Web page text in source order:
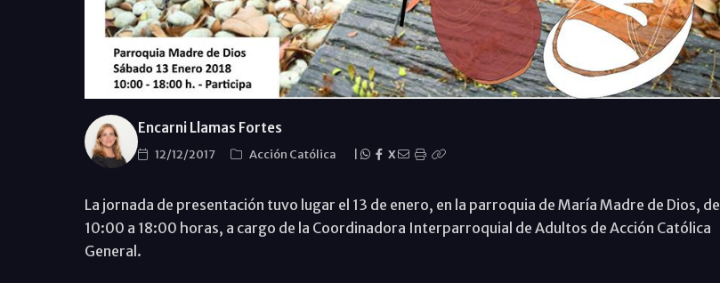
Encarni Llamas Fortes
12/12/2017 Acción Católica X
La jornada de presentación tuvo lugar el 13 de enero, en la parroquia de María Madre de Dios, de
10:00 a 18:00 horas, a cargo de la Coordinadora Interparroquial de Adultos de Acción Católica
General.